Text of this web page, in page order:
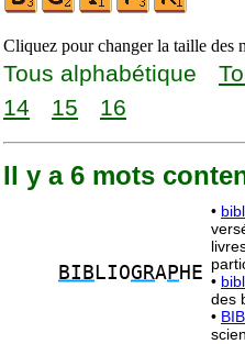
Cliquez pour changer la taille des
Tous alphabétique
14
15 16
Il y a 6 mots
BIB LIOGRAP HE
•
•
des
•